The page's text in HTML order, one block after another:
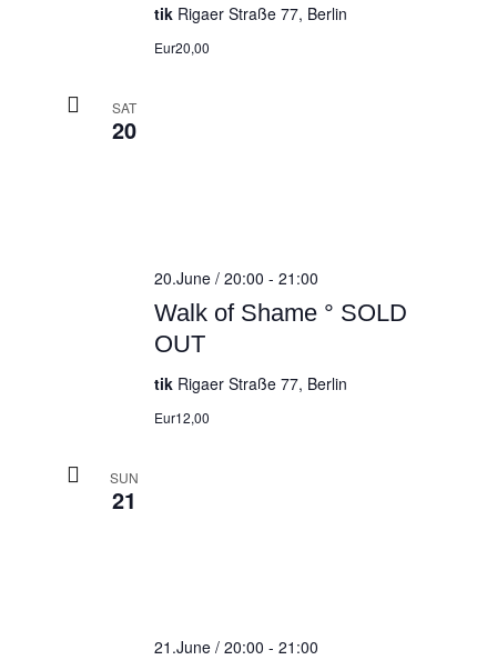
tik Rigaer Straße 77, Berlin
Eur20,00
SAT
20
Walk of Shame ° SOLD
OUT
20.June / 20:00 - 21:00
tik Rigaer Straße 77, Berlin
Eur12,00
SUN
21
21.June / 20:00 - 21:00